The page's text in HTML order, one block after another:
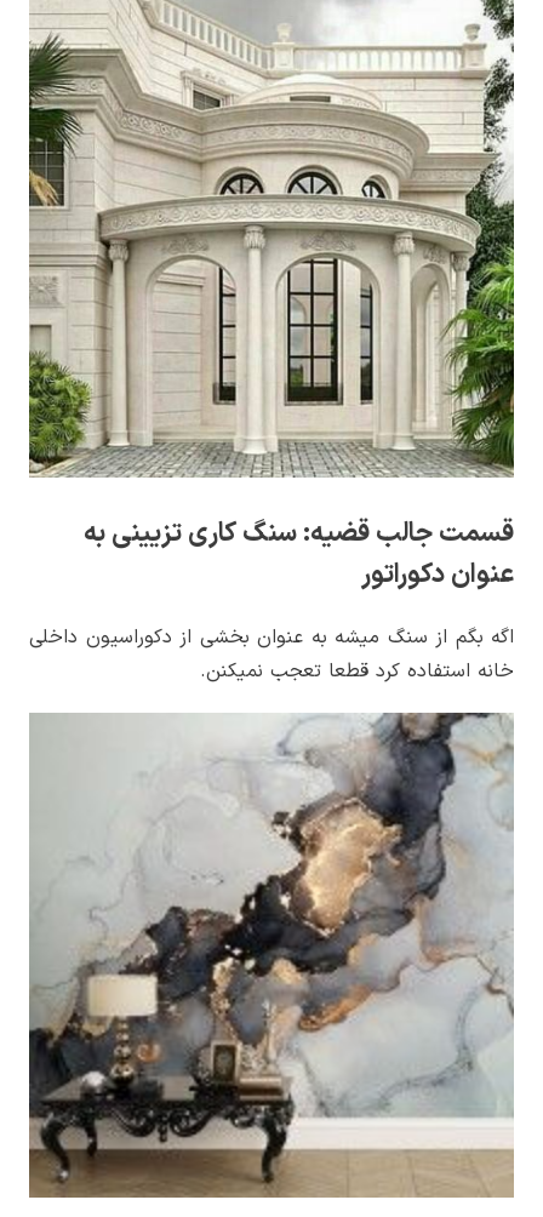
قسمت جالب قضیه: سنگ کاری تزیینی به
عنوان دکوراتور
اگه بگم از سنگ میشه به عنوان بخشی از دکوراسیون داخلی
خانه استفاده کرد قطعا تعجب نمیکنن.